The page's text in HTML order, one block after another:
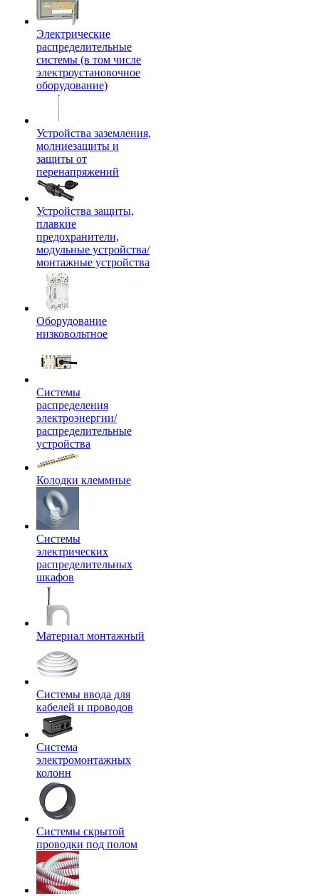
Электрические
распределительные
системы (в том числе
электроустановочное
оборудование)
Устройства заземления,
молниезащиты и
защиты от
перенапряжений
Устройства защиты,
плавкие
предохранители,
модульные устройства/
монтажные устройства
Оборудование
низковольтное
Системы
распределения
электроэнергии/
распределительные
устройства
Колодки клеммные
Системы
электрических
распределительных
шкафов
Материал монтажный
Системы ввода для
кабелей и проводов
Система
электромонтажных
колонн
Системы скрытой
проводки под полом